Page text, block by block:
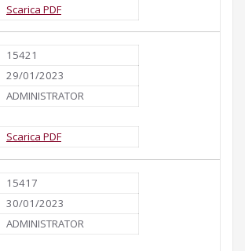
Scarica PDF
15421
29/01/2023
ADMINISTRATOR
Scarica PDF
15417
30/01/2023
ADMINISTRATOR